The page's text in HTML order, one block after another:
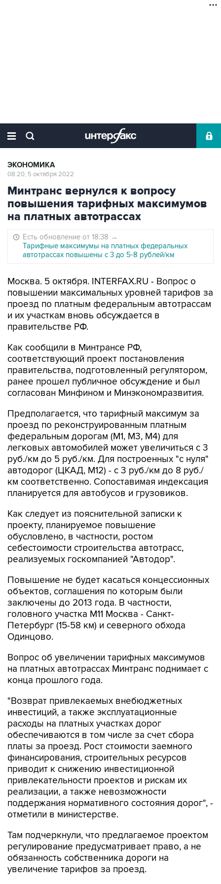
ЭКОНОМИКА
08:20, 5 октября 2022
Минтранс вернулся к вопросу
повышения тарифных максимумов
на платных автотрассах
Есть обновление от 18:38 →
Тарифные максимумы на платных федеральных
автотрассах повышены с 3 до 5-8 рублей/км
Москва. 5 октября. INTERFAX.RU - Вопрос о
повышении максимальных уровней тарифов за
проезд по платным федеральным автотрассам
и их участкам вновь обсуждается в
правительстве РФ.
Как сообщили в Минтрансе РФ,
соответствующий проект постановления
правительства, подготовленный регулятором,
ранее прошел публичное обсуждение и был
согласован Минфином и Минэкономразвития.
Предполагается, что тарифный максимум за
проезд по реконструированным платным
федеральным дорогам (М1, М3, М4) для
легковых автомобилей может увеличиться с 3
руб./км до 5 руб./км. Для построенных "с нуля"
автодорог (ЦКАД, М12) - с 3 руб./км до 8 руб./
км соответственно. Сопоставимая индексация
планируется для автобусов и грузовиков.
Как следует из пояснительной записки к
проекту, планируемое повышение
обусловлено, в частности, ростом
себестоимости строительства автотрасс,
реализуемых госкомпанией "Автодор".
Повышение не будет касаться концессионных
объектов, соглашения по которым были
заключены до 2013 года. В частности,
головного участка М11 Москва - Санкт-
Петербург (15-58 км) и северного обхода
Одинцово.
Вопрос об увеличении тарифных максимумов
на платных автотрассах Минтранс поднимает с
конца прошлого года.
"Возврат привлекаемых внебюджетных
инвестиций, а также эксплуатационные
расходы на платных участках дорог
обеспечиваются в том числе за счет сбора
платы за проезд. Рост стоимости заемного
финансирования, строительных ресурсов
приводит к снижению инвестиционной
привлекательности проектов и рискам их
реализации, а также невозможности
поддержания нормативного состояния дорог", -
отметили в министерстве.
Там подчеркнули, что предлагаемое проектом
регулирование предусматривает право, а не
обязанность собственника дороги на
увеличение тарифов за проезд.